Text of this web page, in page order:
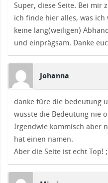
Super, diese Seite. Bei mir
ich finde hier alles, was
keine lang(weiligen)
und einprägsam. Danke
Johanna
danke füre die bedeutung
wusste die Bedeutung nie
Irgendwie kommisch aber
hat einen namen.
Aber die Seite ist echt Top!